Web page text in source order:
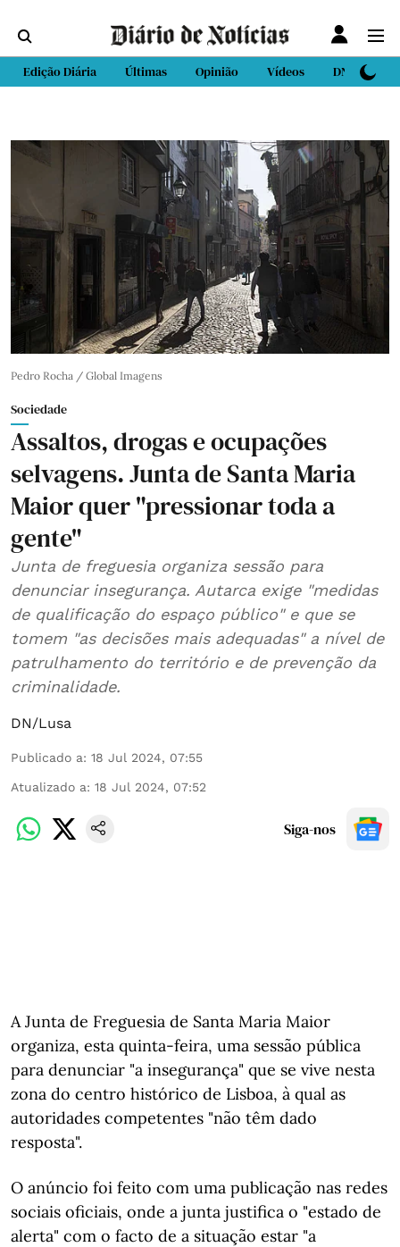
Edição Diária Últimas Opinião Vídeos DN Sport
Pedro Rocha / Global Imagens
Sociedade
Assaltos, drogas e ocupações
selvagens. Junta de Santa Maria
Maior quer "pressionar toda a
gente"
Junta de freguesia organiza sessão para
denunciar insegurança. Autarca exige "medidas
de qualificação do espaço público" e que se
tomem "as decisões mais adequadas" a nível de
patrulhamento do território e de prevenção da
criminalidade.
DN/Lusa
Publicado a: 18 Jul 2024, 07:55
Atualizado a: 18 Jul 2024, 07:52
Siga-nos
A Junta de Freguesia de Santa Maria Maior
organiza, esta quinta-feira, uma sessão pública
para denunciar "a insegurança" que se vive nesta
zona do centro histórico de Lisboa, à qual as
autoridades competentes "não têm dado
resposta".
O anúncio foi feito com uma publicação nas redes
sociais oficiais, onde a junta justifica o "estado de
alerta" com o facto de a situação estar "a